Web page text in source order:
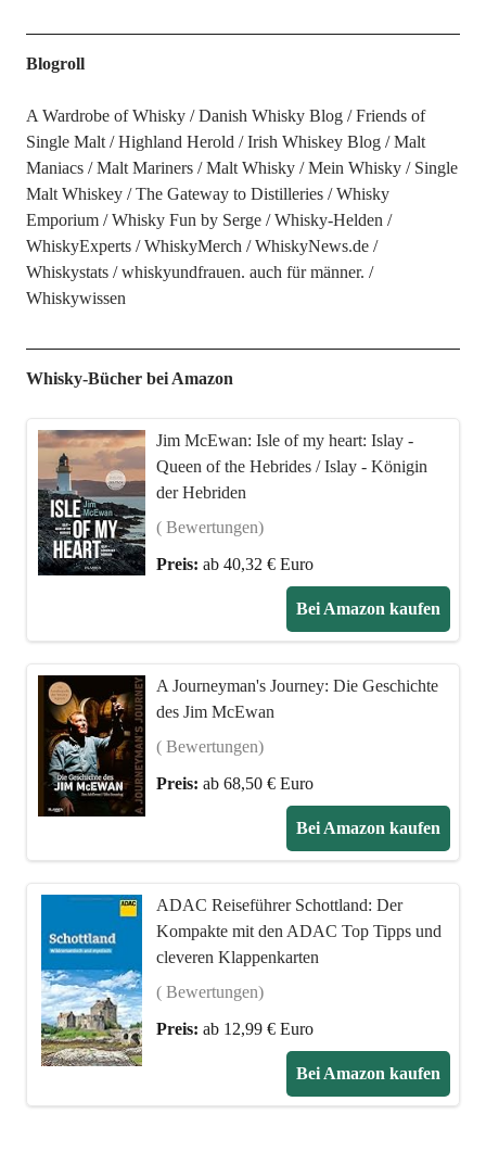
Blogroll
A Wardrobe of Whisky Danish Whisky Blog
Friends of
Single Malt
Highland Herold Irish Whiskey Blog
Malt
Maniacs
Malt Mariners Malt Whisky Mein Whisky
Single
Malt Whiskey
The Gateway to Distilleries
Whisky
Emporium
Whisky Fun by Serge
Whisky-Helden
WhiskyExperts
WhiskyMerch
WhiskyNews.de
Whiskystats
whiskyundfrauen. auch für männer.
Whiskywissen
Whisky-Bücher bei Amazon
Jim McEwan: Isle of my heart: Islay -
Queen of the Hebrides / Islay - Königin
der Hebriden
( Bewertungen)
Preis: ab 40,32 € Euro
Bei Amazon kaufen
A Journeyman's Journey: Die Geschichte
des Jim McEwan
( Bewertungen)
Preis: ab 68,50 € Euro
Bei Amazon kaufen
ADAC Reiseführer Schottland: Der
Kompakte mit den ADAC Top Tipps und
cleveren Klappenkarten
( Bewertungen)
Preis: ab 12,99 € Euro
Bei Amazon kaufen